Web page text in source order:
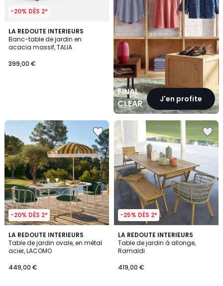
-20% DÈS 2*
LA REDOUTE INTERIEURS
Banc-table de jardin en
acacia massif, TALIA
399,00 €
FINAL
CLEARANCEJ'en profite
-20% DÈS 2*
LA REDOUTE INTERIEURS
Table de jardin ovale, en métal
acier, LACOMO
449,00 €
-25% DÈS 2*
LA REDOUTE INTERIEURS
Table de jardin à allonge,
Ramaldi
419,00 €
3,7
/ 5